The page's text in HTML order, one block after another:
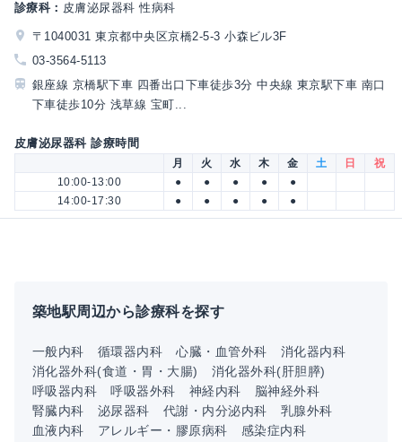
診療科： 皮膚泌尿器科 性病科
〒1040031 東京都中央区京橋2-5-3 小森ビル3F
03-3564-5113
銀座線 京橋駅下車 四番出口下車徒歩3分 中央線 東京駅下車 南口
下車徒歩10分 浅草線 宝町...
皮膚泌尿器科 診療時間
月 火 水 木 金 土 日
祝
10:00-13:00
● ● ● ●
●
14:00-17:30
● ● ● ● ●
築地駅周辺から診療科を探す
一般内科 循環器内科 心臓・血管外科
消化器内科
消化器外科(食道・胃・大腸)
消化器外科(肝胆膵)
呼吸器内科
呼吸器外科 神経内科
脳神経外科
腎臓内科
泌尿器科 代謝・内分泌内科
乳腺外科
血液内科
アレルギー・膠原病科
感染症内科